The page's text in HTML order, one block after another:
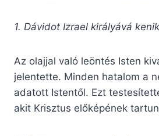
1. Dávidot Izrael királyává
Az olajjal való leöntés Isten
jelentette. Minden hatalom a
adatott Istentől. Ezt
akit Krisztus előképének